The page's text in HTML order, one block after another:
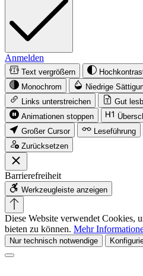
Anmelden
Text vergrößern
Monochrom
Niedrige
Links unterstreichen
Gut
Animationen stoppen
Großer Cursor
Leseführung
Zurücksetzen
Barrierefreiheit
Werkzeugleiste anzeigen
Diese Website verwendet Cookies,
bieten zu können. Mehr
Nur technisch notwendige